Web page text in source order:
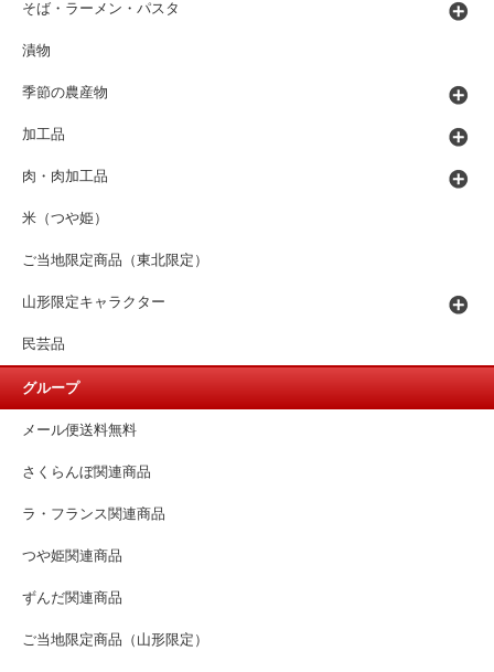
そば・ラーメン・パスタ
漬物
季節の農産物
加工品
肉・肉加工品
米（つや姫）
ご当地限定商品（東北限定）
山形限定キャラクター
民芸品
グループ
メール便送料無料
さくらんぼ関連商品
ラ・フランス関連商品
つや姫関連商品
ずんだ関連商品
ご当地限定商品（山形限定）